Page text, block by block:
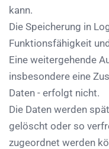
kann.
Die Speicherung in
Funktionsfähigkeit
Eine weitergehende
insbesondere eine
Daten - erfolgt nicht.
Die Daten werden
gelöscht oder so
zugeordnet werden